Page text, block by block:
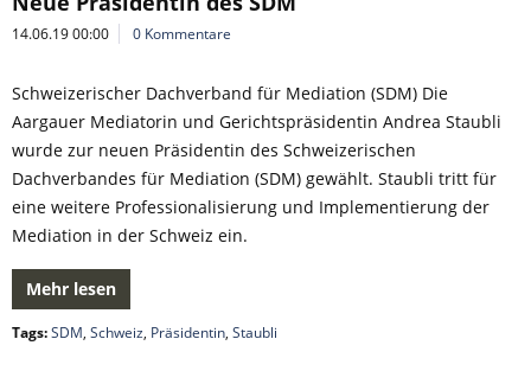
14.06.19 00:00 0 Kommentare
Schweizerischer Dachverband für Mediation (SDM) Die
Aargauer Mediatorin und Gerichtspräsidentin Andrea Staubli
wurde zur neuen Präsidentin des Schweizerischen
Dachverbandes für Mediation (SDM) gewählt. Staubli tritt für
eine weitere Professionalisierung und Implementierung der
Mediation in der Schweiz ein.
Mehr lesen
Tags:SDM, Schweiz, Präsidentin, Staubli